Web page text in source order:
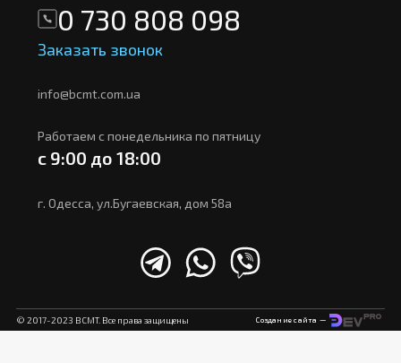
0 730 808 098
Заказать звонок
info@bcmt.com.ua
Работаем с понедельника по пятницу
с 9:00 до 18:00
г. Одесса, ул.Бугаевская, дом 58а
© 2017-2023 BCMT. Все права защищены Создание сайта —